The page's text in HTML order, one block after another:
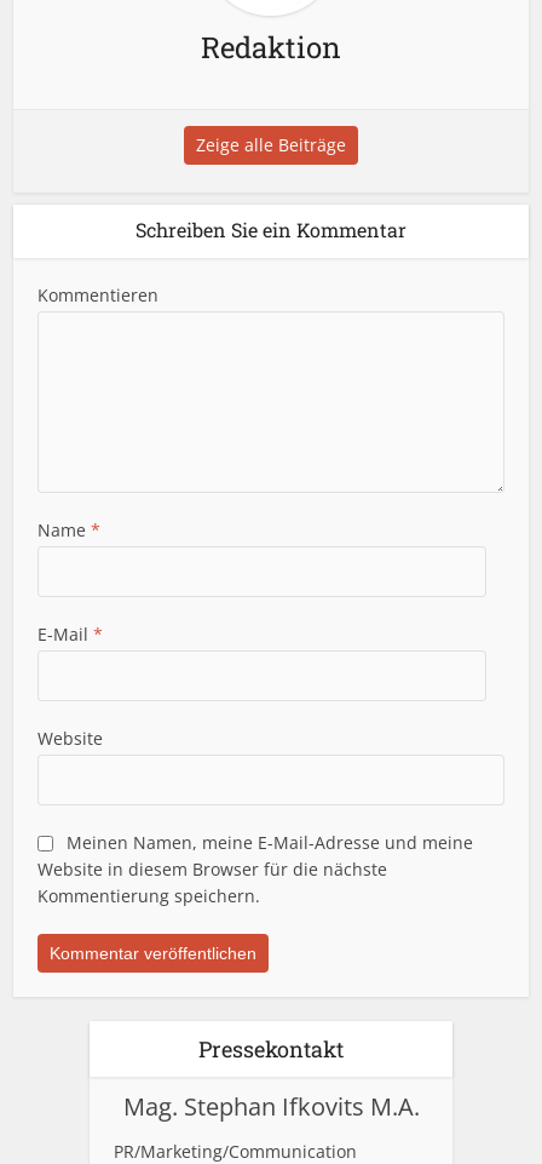
Redaktion
Zeige alle Beiträge
Schreiben Sie ein Kommentar
Kommentieren
Name*
E-Mail*
Website
Meinen Namen, meine E-Mail-Adresse und meine
Website in diesem Browser für die nächste
Kommentierung speichern.
Pressekontakt
Mag. Stephan Ifkovits M.A.
PR/Marketing/Communication